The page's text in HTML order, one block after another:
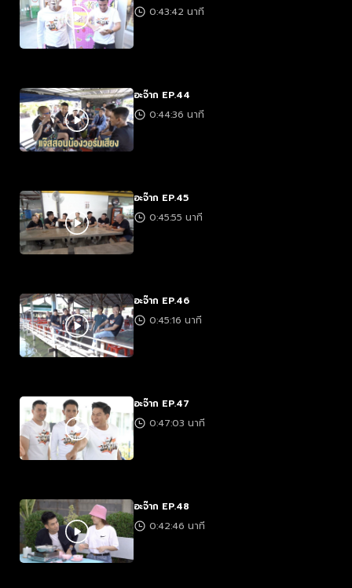
0:43:42 นาที
อะจ๊าก EP.44
0:44:36 นาที
อะจ๊าก EP.45
0:45:55 นาที
อะจ๊าก EP.46
0:45:16 นาที
อะจ๊าก EP.47
0:47:03 นาที
อะจ๊าก EP.48
0:42:46 นาที